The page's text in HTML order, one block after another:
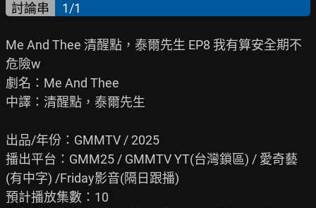
討論串 1/1
Me And Thee 清醒點，泰爾先生 EP8 我有算安全期不
危險w
劇名：Me And Thee
中譯：清醒點，泰爾先生
出品/年份：GMMTV / 2025
播出平台：GMM25 / GMMTV YT(台灣鎖區) / 愛奇藝
(有中字) /Friday影音(隔日跟播)
預計播放集數：10